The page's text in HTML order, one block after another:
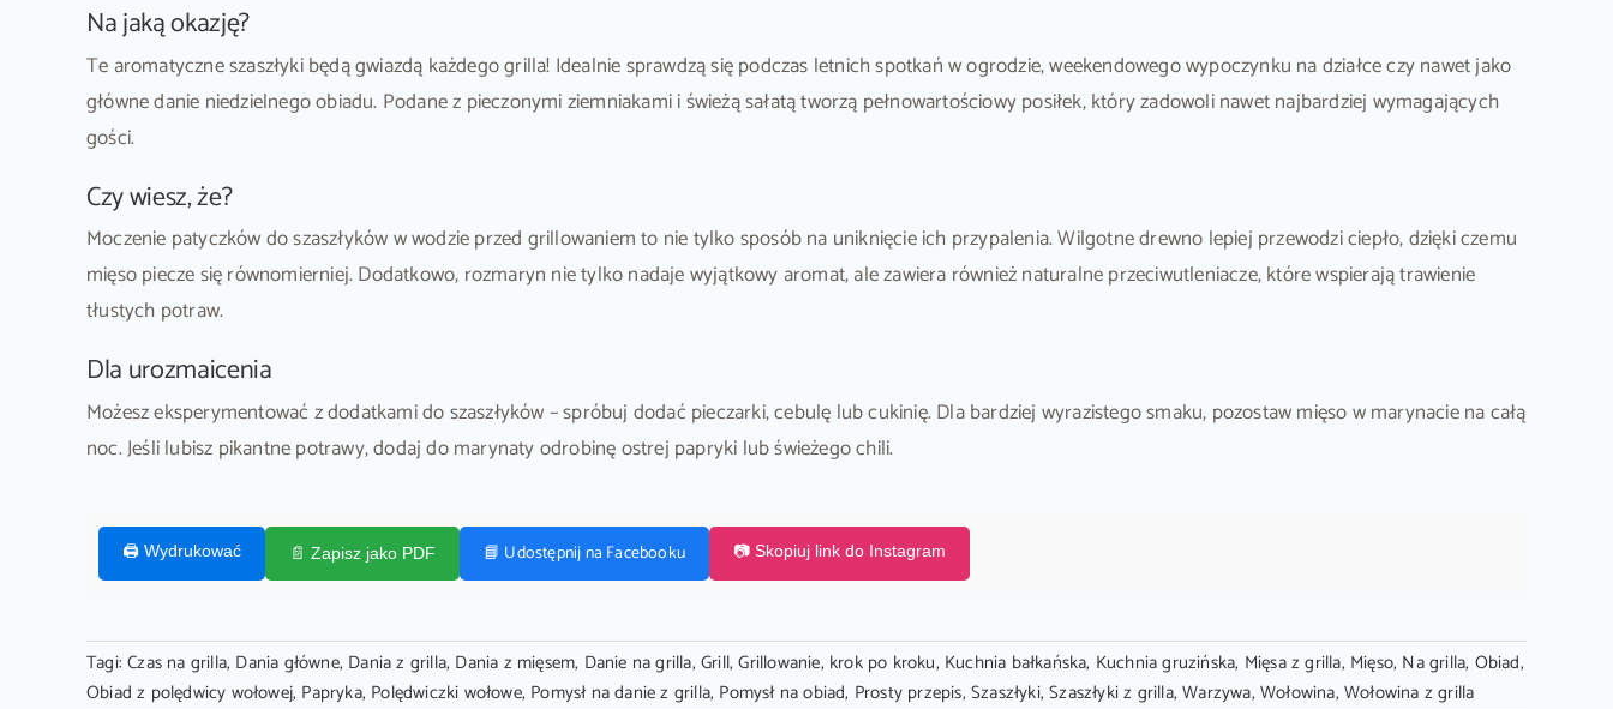
Na jaką okazję?
Te aromatyczne szaszłyki będą gwiazdą każdego grilla! Idealnie sprawdzą się podczas letnich spotkań w ogrodzie, weekendowego wypoczynku na działce czy nawet jako
główne danie niedzielnego obiadu. Podane z pieczonymi ziemniakami i świeżą sałatą tworzą pełnowartościowy posiłek, który zadowoli nawet najbardziej wymagających
gości.
Czy wiesz, że?
Moczenie patyczków do szaszłyków w wodzie przed grillowaniem to nie tylko sposób na uniknięcie ich przypalenia. Wilgotne drewno lepiej przewodzi ciepło, dzięki czemu
mięso piecze się równomierniej. Dodatkowo, rozmaryn nie tylko nadaje wyjątkowy aromat, ale zawiera również naturalne przeciwutleniacze, które wspierają trawienie
tłustych potraw.
Dla urozmaicenia
Możesz eksperymentować z dodatkami do szaszłyków – spróbuj dodać pieczarki, cebulę lub cukinię. Dla bardziej wyrazistego smaku, pozostaw mięso w marynacie na całą
noc. Jeśli lubisz pikantne potrawy, dodaj do marynaty odrobinę ostrej papryki lub świeżego chili.
🖨️ Wydrukować 📄 Zapisz jako PDF 📘 Udostępnij na Facebooku 📷 Skopiuj link do Instagram
Tagi:Czas na grilla, Dania główne, Dania z grilla, Dania z mięsem, Danie na grilla,Grill,Grillowanie, krok po kroku, Kuchnia bałkańska, Kuchnia gruzińska, Mięsa z grilla, Mięso, Na grilla, Obiad,
Obiad z polędwicy wołowej, Papryka, Polędwiczki wołowe, Pomysł na danie z grilla, Pomysł na obiad, Prosty przepis,Szaszłyki,Szaszłyki z grilla,Warzywa,Wołowina,Wołowina z grilla